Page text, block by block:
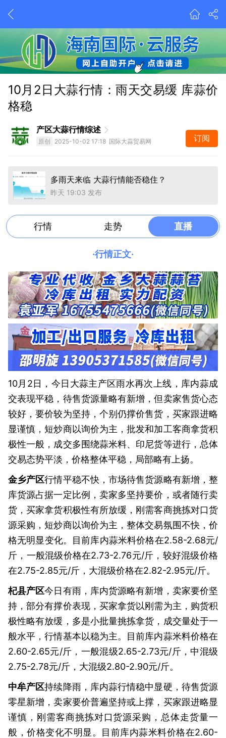
10月2日大蒜行情：雨天交易缓 库蒜价
格稳
产区大蒜行情综述
原创 2025-10-02 17:18 国际大蒜贸易网 订阅
今年蒜市有蹊跷、由蒜片引发深思考
昨天 19:03 发布
多雨天来临 大蒜行情能否稳住？
昨天 19:03 发布
行情 走势 直播
·行情正文·
10月2日，今日大蒜主产区雨水再次上线，库内蒜成
交表现平稳，待售货源量略有新增，但卖家售货心态
较好，要价较为坚持，个别仍撑价售货，买家跟进略
显谨慎，短炒商以询价为主，批发和加工客商拿货积
极性一般，成交多围绕蒜米料、印尼货等进行，总体
交易态势平淡，价格整体平稳，局部略有上扬。
金乡产区行情平稳不快，市场待售货源略有新增，整
库货源占据一定比例，卖家多坚持要价，或者随行卖
货，买家拿货积极性有所放缓，刚需客商挑拣对口货
源采购，短炒商以询价为主，整体交易氛围不快，价
格无明显变化。目前库内蒜米料价格在2.58-2.68元/
斤，一般混级价格在2.73-2.76元/斤，较好混级价格
在2.75-2.85元/斤，大混级价格在2.82-2.95元/斤。
杞县产区今日有雨，库内货源略有新增，卖家要价坚
持，部分有撑价表现，买家拿货以刚需为主，购货积
极性略有放缓，多是小批量挑拣拿货，成交量处于一
般水平，行情基本以稳为主。目前库内蒜米料价格在
2.60-2.65元/斤，一般混级2.65-2.73元/斤，中混级
2.75-2.78元/斤，大混级2.80-2.90元/斤。
中牟产区持续降雨，库内蒜行情稳中显硬，待售货源
零星新增，卖家要价普遍坚持或上撑，买家跟进略显
谨慎，刚需客商挑拣对口货源采购，总体走货量一
般，价格变化不明显。目前库内蒜米料价格在2.60-